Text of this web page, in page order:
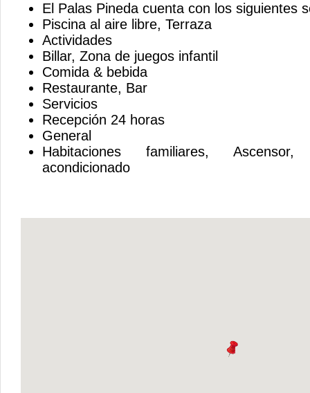
El Palas Pineda cuenta con los siguientes
Piscina al aire libre, Terraza
Actividades
Billar, Zona de juegos infantil
Comida & bebida
Restaurante, Bar
Servicios
Recepción 24 horas
General
Habitaciones familiares,
acondicionado